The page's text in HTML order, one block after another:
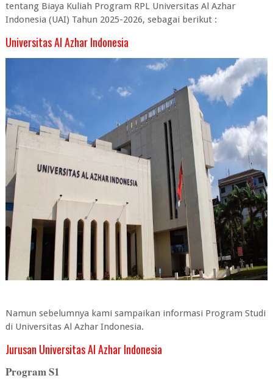
tentang Biaya Kuliah Program RPL Universitas Al Azhar
Indonesia (UAI) Tahun 2025-2026, sebagai berikut :
Universitas Al Azhar Indonesia
Namun sebelumnya kami sampaikan informasi Program Studi
di Universitas Al Azhar Indonesia.
Jurusan Universitas Al Azhar Indonesia
Program S1